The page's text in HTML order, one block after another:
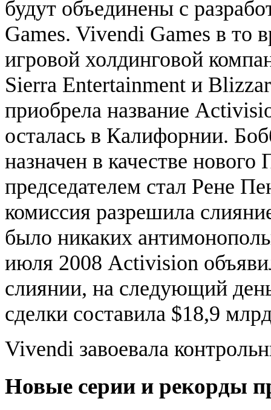
будут объединены с
Games. Vivendi Games в то
игровой холдинговой
Sierra Entertainment и
приобрела название
осталась в Калифорнии.
назначен в качестве
председателем стал Рене
комиссия разрешила
было никаких
июля 2008 Activision
слиянии, на следующий
сделки составила $18,9
Vivendi завоевала
Новые серии и рекорды